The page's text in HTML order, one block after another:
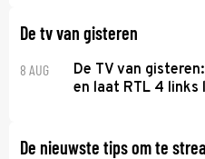
De tv van gisteren
8 AUG
De TV van
en laat RTL 4 links
De nieuwste tips om te